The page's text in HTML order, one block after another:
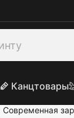
Канцтовары
Современная